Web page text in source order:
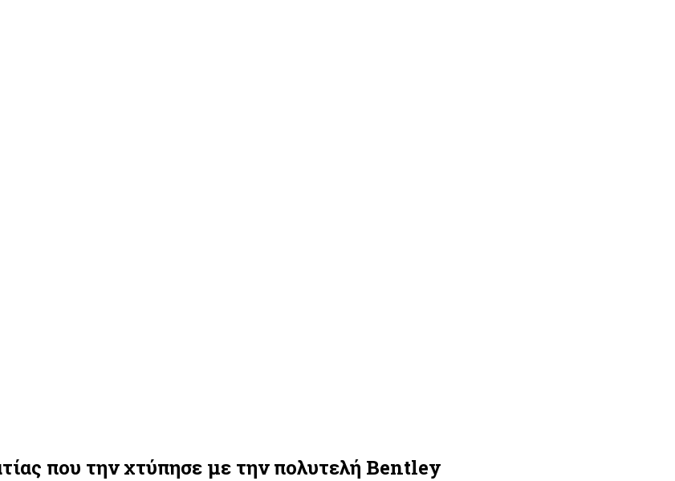
που την χτύπησε με την πολυτελή Bentley